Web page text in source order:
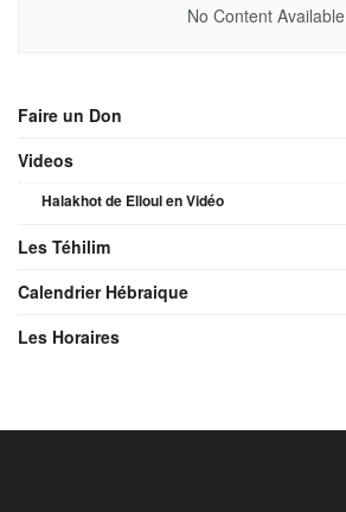
No Content Available
Faire un Don
Videos
Halakhot de Elloul en Vidéo
Les Téhilim
Calendrier Hébraique
Les Horaires